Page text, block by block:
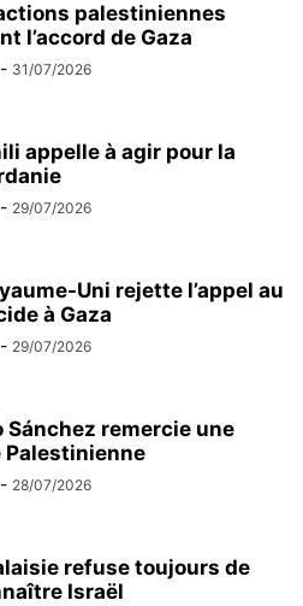
palestiniennes
l’accord de Gaza
- 31/07/2026
appelle à agir pour la
- 29/07/2026
Uni rejette l’appel au
à Gaza
- 29/07/2026
Sánchez remercie une
Palestinienne
- 28/07/2026
refuse toujours de
Israël